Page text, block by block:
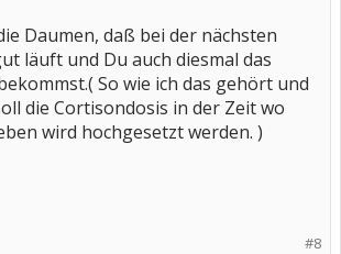
Daumen, daß bei der nächsten
läuft und Du auch diesmal das
So wie ich das gehört und
die Cortisondosis in der Zeit wo
wird hochgesetzt werden. )
#8